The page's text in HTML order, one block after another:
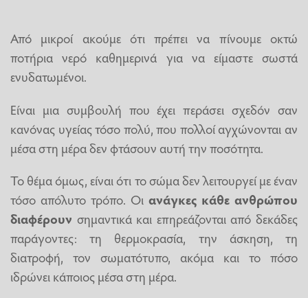
Από μικροί ακούμε ότι πρέπει να πίνουμε οκτώ
ποτήρια νερό καθημερινά για να είμαστε σωστά
ενυδατωμένοι.
Είναι μια συμβουλή που έχει περάσει σχεδόν σαν
κανόνας υγείας τόσο πολύ, που πολλοί αγχώνονται αν
μέσα στη μέρα δεν φτάσουν αυτή την ποσότητα.
Το θέμα όμως, είναι ότι το σώμα δεν λειτουργεί με έναν
τόσο απόλυτο τρόπο. Οι ανάγκες κάθε ανθρώπου
διαφέρουν σημαντικά και επηρεάζονται από δεκάδες
παράγοντες: τη θερμοκρασία, την άσκηση, τη
διατροφή, τον σωματότυπο, ακόμα και το πόσο
ιδρώνει κάποιος μέσα στη μέρα.